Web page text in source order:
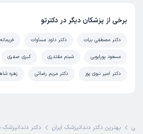
برخی از پزشکان دیگر در دکترتو
دکتر مصطفی بیات دکتر داود مساوات
مسعود پورایوبی شبنم مقتدری کبری صفری
دکتر امیر نبوی پور دکتر مریم رضائی زهره
بهترین دکتر دندانپزشک ایران دکتر دندانپزشک